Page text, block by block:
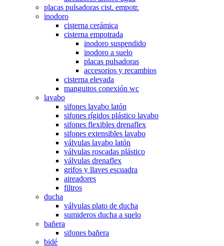
placas pulsadoras cist. empotr.
inodoro
cisterna cerámica
cisterna empotrada
inodoro suspendido
inodoro a suelo
placas pulsadoras
accesorios y recambios
cisterna elevada
manguitos conexión wc
lavabo
sifones lavabo latón
sifones rígidos plástico lavabo
sifones flexibles drenaflex
sifones extensibles lavabo
válvulas lavabo latón
válvulas roscadas plástico
válvulas drenaflex
grifos y llaves escuadra
aireadores
filtros
ducha
válvulas plato de ducha
sumideros ducha a suelo
bañera
sifones bañera
bidé